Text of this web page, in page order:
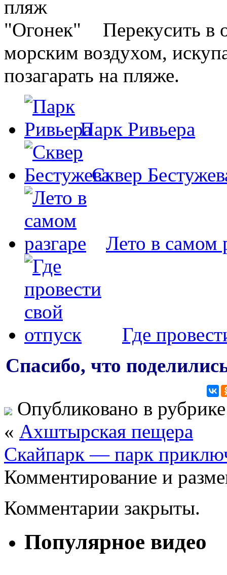
Перекусить в
морским воздухом,
позагарать на пляже.
Парк Ривьера
Сквер
Лето в самом
Где
Спасибо, что
Опубликовано в
« Ахштырская пещера
Скайпарк — парк
Комментирование и
Комментарии закрыты.
Популярное видео